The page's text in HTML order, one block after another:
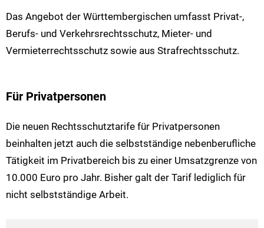
Das Angebot der Württembergischen umfasst Privat-,
Berufs- und Verkehrsrechtsschutz, Mieter- und
Vermieterrechtsschutz sowie aus Strafrechtsschutz.
Für Privatpersonen
Die neuen Rechtsschutztarife für Privatpersonen
beinhalten jetzt auch die selbstständige nebenberufliche
Tätigkeit im Privatbereich bis zu einer Umsatzgrenze von
10.000 Euro pro Jahr. Bisher galt der Tarif lediglich für
nicht selbstständige Arbeit.